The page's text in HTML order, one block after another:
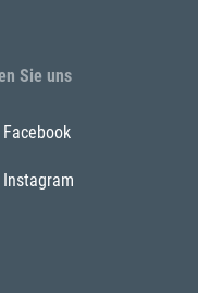
Sie uns
Facebook
Instagram